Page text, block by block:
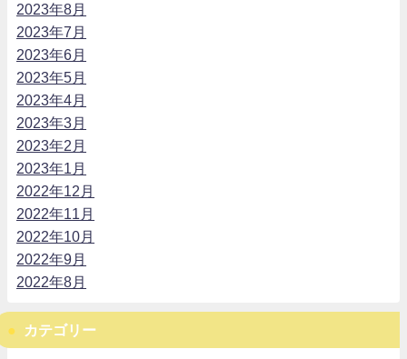
2023年8月
2023年7月
2023年6月
2023年5月
2023年4月
2023年3月
2023年2月
2023年1月
2022年12月
2022年11月
2022年10月
2022年9月
2022年8月
カテゴリー